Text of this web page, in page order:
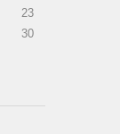
23
30